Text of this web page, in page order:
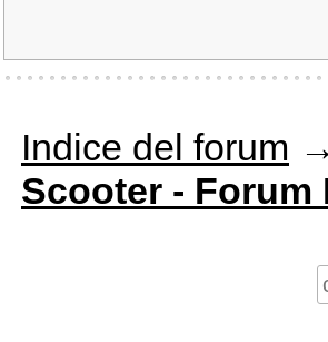
Indice del forum →
Scooter - Forum